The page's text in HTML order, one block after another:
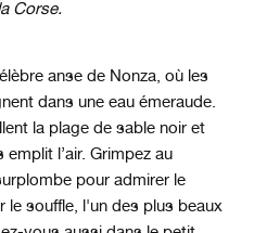
Corse.
anse de Nonza, où les
dans une eau émeraude.
la plage de sable noir et
emplit l’air. Grimpez au
pour admirer le
le souffle, l'un des plus beaux